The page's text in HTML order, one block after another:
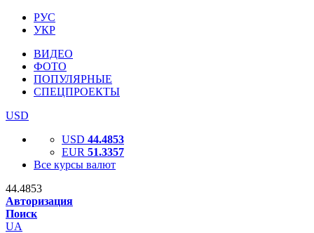
РУС
УКР
ВИДЕО
ФОТО
ПОПУЛЯРНЫЕ
СПЕЦПРОЕКТЫ
USD
USD 44.4853
EUR 51.3357
Все курсы валют
44.4853
Авторизация
Поиск
UA